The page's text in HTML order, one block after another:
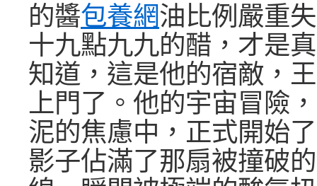
的醬包養網油比例嚴重
十九點九九的醋，才是
知道，這是他的宿敵，
上門了。他的宇宙冒險
泥的焦慮中，正式開始
影子佔滿了那扇被撞破